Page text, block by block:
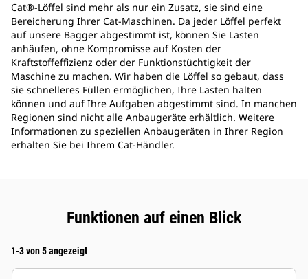
Cat®-Löffel sind mehr als nur ein Zusatz, sie sind eine
Bereicherung Ihrer Cat-Maschinen. Da jeder Löffel perfekt
auf unsere Bagger abgestimmt ist, können Sie Lasten
anhäufen, ohne Kompromisse auf Kosten der
Kraftstoffeffizienz oder der Funktionstüchtigkeit der
Maschine zu machen. Wir haben die Löffel so gebaut, dass
sie schnelleres Füllen ermöglichen, Ihre Lasten halten
können und auf Ihre Aufgaben abgestimmt sind. In manchen
Regionen sind nicht alle Anbaugeräte erhältlich. Weitere
Informationen zu speziellen Anbaugeräten in Ihrer Region
erhalten Sie bei Ihrem Cat-Händler.
Funktionen auf einen Blick
1-3 von 5 angezeigt